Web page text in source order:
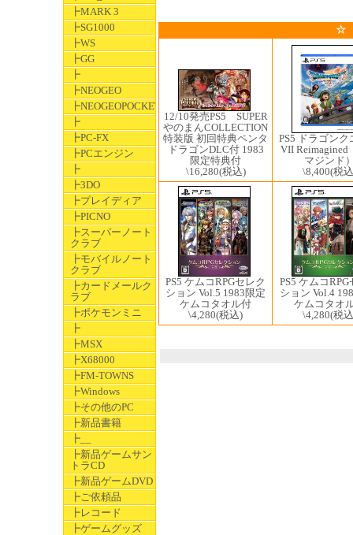
┣MARK 3
┣SG1000
┣WS
┣GG
┣
┣NEOGEO
┣NEOGEOPOCKET
┣
┣PC-FX
┣PCエンジン
┣
┣3DO
┣プレイディア
┣PICNO
┣スーパーノート
クラブ
┣モバイルノート
クラブ
┣カードメールク
ラブ
┣ポケモンミニ
┣
┣MSX
┣X68000
┣FM-TOWNS
┣Windows
┣その他のPC
┣新品書籍
┣__
┣新品ゲームサン
トラCD
┣新品ゲームDVD
┣ご依頼品
┣レコード
┣ゲームグッズ
☆
12/10発売PS5 ​SUPER
やのまんCOLLECTION
特装版 初回特典ペンタ
ドラゴンDLC付 1983
限定特典付
\16,280(税込)
PS5 ドラゴンク
VII Reimagined
マジンド
\8,400(税
PS5 ケムコRPGセレク
ション Vol.5 1983限定
ケムコタオル付
\4,280(税込)
PS5 ケムコRPG
ション Vol.4
ケムコタオ
\4,280(税